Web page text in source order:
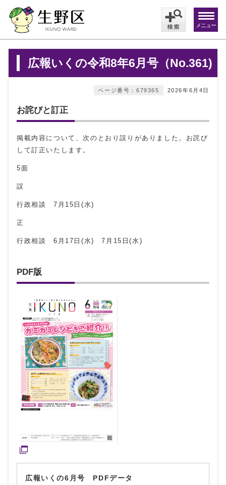
メニュー
広報いくの令和8年6月号（No.361)
2026年6月4日
ページ番号：679365
お詫びと訂正
掲載内容について、次のとおり誤りがありました。お詫び
して訂正いたします。
5面
誤
行政相談 7月15日(水)
正
行政相談 6月17日(水) 7月15日(水)
PDF版
広報いくの6月号 PDFデータ